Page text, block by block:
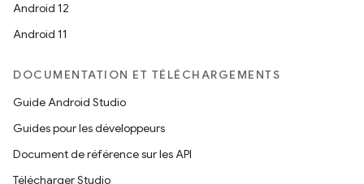
Android 12
Android 11
DOCUMENTATION ET TÉLÉCHARGEMENTS
Guide Android Studio
Guides pour les développeurs
Document de référence sur les API
Télécharger Studio